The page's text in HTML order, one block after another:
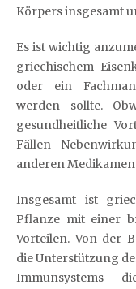
Körpers insgesamt
Es ist wichtig
griechischem
oder ein
werden sollte.
gesundheitliche
Fällen
anderen
Insgesamt ist
Pflanze mit einer
Vorteilen. Von der
die Unterstützung
Immunsystems –